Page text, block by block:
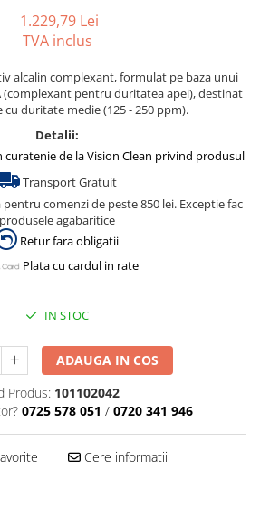
sanitar
profesionali
colac wc
feminina
industriala
hartie
1.229,79 Lei
TVA inclus
alcalin complexant, formulat pe baza unui
(complexant pentru duritatea apei), destinat
cu duritate medie (125 - 250 ppm).
Detalii:
de la Vision Clean privind produsul
Transport Gratuit
comenzi de peste 850 lei. Exceptie fac
produsele agabaritice
Retur fara obligatii
Plata cu cardul in rate
IN STOC
ADAUGA IN COS
Produs: 101102042
0725 578 051 / 0720 341 946
Cere informatii